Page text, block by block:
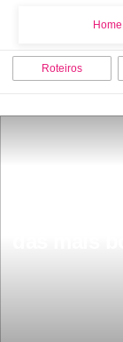
Home
Roteiros